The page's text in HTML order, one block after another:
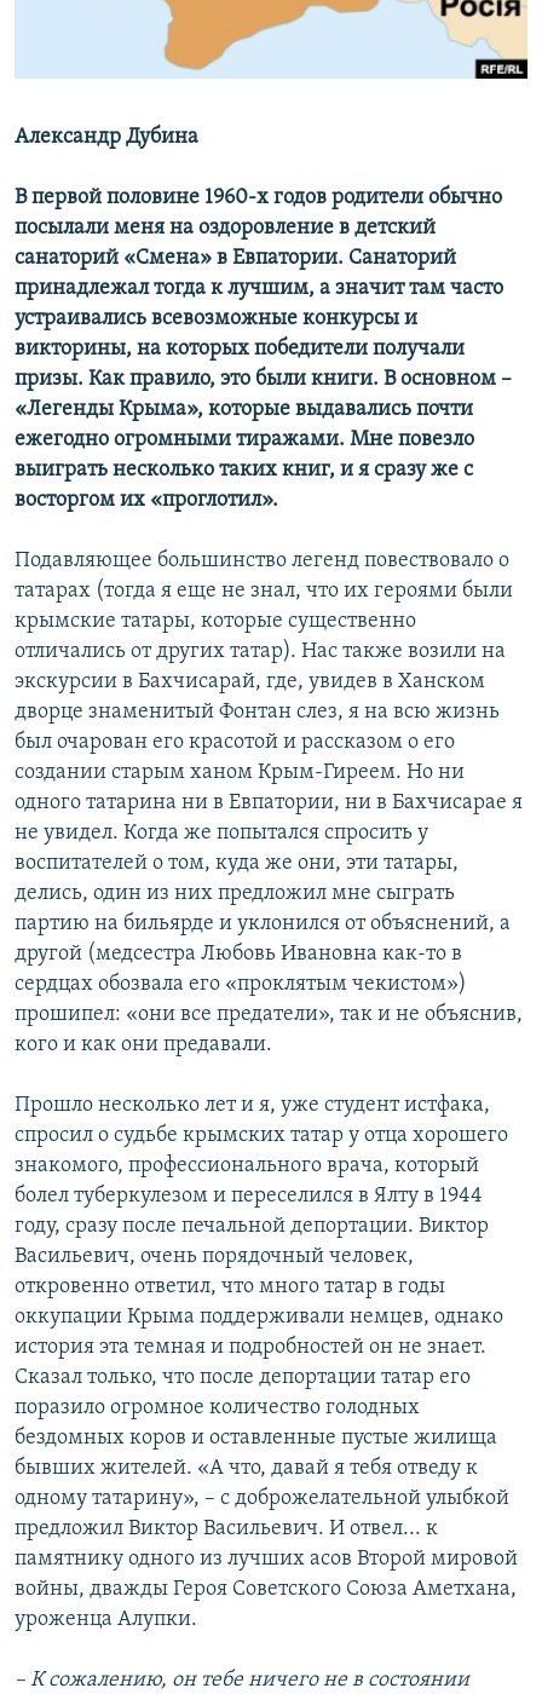
ПОБЕДИТЕЛЕЙ НЕ СУДЯТ?
КРЫМ.НЕПОКОРЕННЫЙ
УКРАИНСКАЯ ПРОБЛЕМА КРЫМА
ПРИСОЕДИНЯЙТЕСЬ!
Все сайты RFE/RL
Александр Дубина
В первой половине 1960-х годов родители обычно
посылали меня на оздоровление в детский
санаторий «Смена» в Евпатории. Санаторий
принадлежал тогда к лучшим, а значит там часто
устраивались всевозможные конкурсы и
викторины, на которых победители получали
призы. Как правило, это были книги. В основном –
«Легенды Крыма», которые выдавались почти
ежегодно огромными тиражами. Мне повезло
выиграть несколько таких книг, и я сразу же с
восторгом их «проглотил».
Подавляющее большинство легенд повествовало о
татарах (тогда я еще не знал, что их героями были
крымские татары, которые существенно
отличались от других татар). Нас также возили на
экскурсии в Бахчисарай, где, увидев в Ханском
дворце знаменитый Фонтан слез, я на всю жизнь
был очарован его красотой и рассказом о его
создании старым ханом Крым-Гиреем. Но ни
одного татарина ни в Евпатории, ни в Бахчисарае я
не увидел. Когда же попытался спросить у
воспитателей о том, куда же они, эти татары,
делись, один из них предложил мне сыграть
партию на бильярде и уклонился от объяснений, а
другой (медсестра Любовь Ивановна как-то в
сердцах обозвала его «проклятым чекистом»)
прошипел: «они все предатели», так и не объяснив,
кого и как они предавали.
Прошло несколько лет и я, уже студент истфака,
спросил о судьбе крымских татар у отца хорошего
знакомого, профессионального врача, который
болел туберкулезом и переселился в Ялту в 1944
году, сразу после печальной депортации. Виктор
Васильевич, очень порядочный человек,
откровенно ответил, что много татар в годы
оккупации Крыма поддерживали немцев, однако
история эта темная и подробностей он не знает.
Сказал только, что после депортации татар его
поразило огромное количество голодных
бездомных коров и оставленные пустые жилища
бывших жителей. «А что, давай я тебя отведу к
одному татарину», – с доброжелательной улыбкой
предложил Виктор Васильевич. И отвел... к
памятнику одного из лучших асов Второй мировой
войны, дважды Героя Советского Союза Аметхана,
уроженца Алупки.
– К сожалению, он тебе ничего не в состоянии